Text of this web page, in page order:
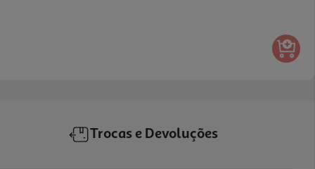
Trocas e Devoluções